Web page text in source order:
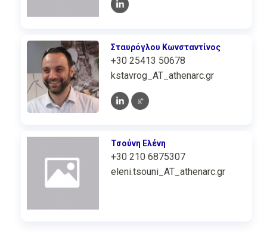
Σταυρόγλου Κωνσταντίνος
+30 25413 50678
kstavrog_AT_athenarc.gr
Τσούνη Ελένη
+30 210 6875307
eleni.tsouni_AT_athenarc.gr